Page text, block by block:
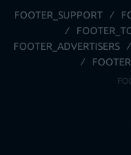
FOOTER_SUPPORT
FOOTER_ADVERTISERS